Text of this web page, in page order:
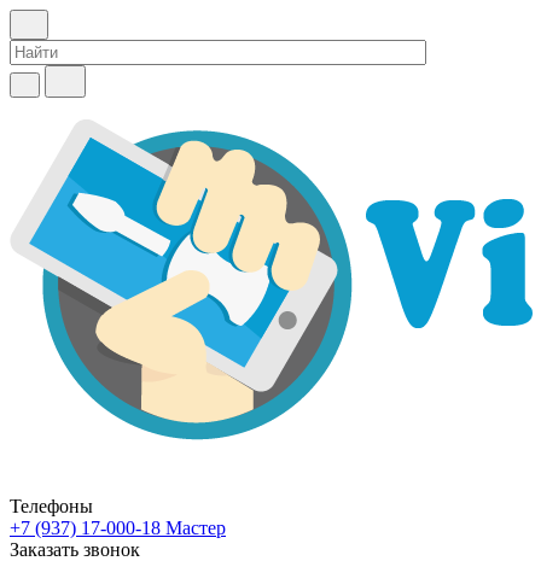
Телефоны
+7 (937) 17-000-18 Мастер
Заказать звонок